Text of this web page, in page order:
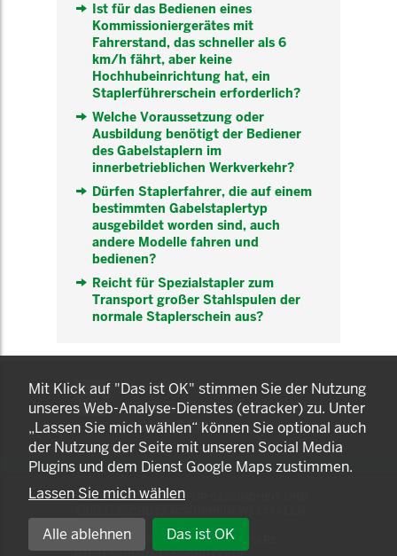
Ist für das Bedienen eines
Kommissioniergerätes mit
Fahrerstand, das schneller als 6
km/h fährt, aber keine
Hochhubeinrichtung hat, ein
Staplerführerschein erforderlich?
Welche Voraussetzung oder
Ausbildung benötigt der Bediener
des Gabelstaplern im
innerbetrieblichen Werkverkehr?
Dürfen Staplerfahrer, die auf einem
bestimmten Gabelstaplertyp
ausgebildet worden sind, auch
andere Modelle fahren und
bedienen?
Reicht für Spezialstapler zum
Transport großer Stahlspulen der
normale Staplerschein aus?
KOMNET
GUT BERATEN. GESUND
ARBEITEN.
© 2025 LANDESAMT FÜR GESUNDHEIT UND
EINSTELLUNGEN ZUR PRIVATSPHÄRE
Mit Klick auf "Das ist OK" stimmen Sie der Nutzung
unseres Web-Analyse-Dienstes (etracker) zu. Unter
„Lassen Sie mich wählen“ können Sie optional auch
der Nutzung der Seite mit unseren Social Media
Plugins und dem Dienst Google Maps zustimmen.
Lassen Sie mich wählen
Alle ablehnen Das ist OK